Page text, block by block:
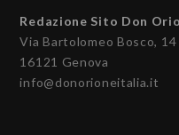
Redazione Sito Don
Via Bartolomeo Bosco, 14
16121 Genova
info@donorioneitalia.it